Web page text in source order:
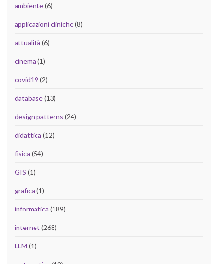
ambiente(6)
applicazioni cliniche(8)
attualità (6)
cinema (1)
covid19 (2)
database(13)
design patterns (24)
didattica (12)
fisica (54)
GIS (1)
grafica (1)
informatica (189)
internet (268)
LLM (1)